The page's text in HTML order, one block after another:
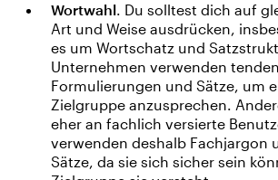
Wortwahl. Du solltest dich auf
Art und Weise ausdrücken,
es um Wortschatz und
Unternehmen verwenden
Formulierungen und Sätze, um
Zielgruppe anzusprechen.
eher an fachlich versierte
verwenden deshalb Fachjargon
Sätze, da sie sich sicher sein